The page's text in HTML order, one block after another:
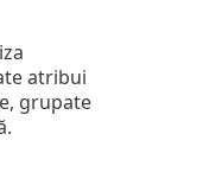
atribui
grupate